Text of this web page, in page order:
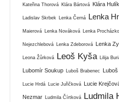
Kateřina Thorová Klára Bártová Klára
Ladislav Skrbek Lenka Černá Lenka
Maierová Lenka Nováková Lenka
Nejezchlebová Lenka Zdeborová Lenka
Leona Žůrková Leoš Kyša Lilija
Lubomír Soukup Luboš Brabenec
Lucie Hrdá Lucie Juřičková Lucie
Nezmar Ludmila Čírtková Ludmila